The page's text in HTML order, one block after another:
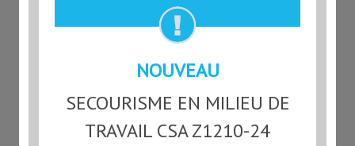
RCR-POSITION
NOUVEAU
SECOURISME EN MILIEU DE
TRAVAIL CSA Z1210-24